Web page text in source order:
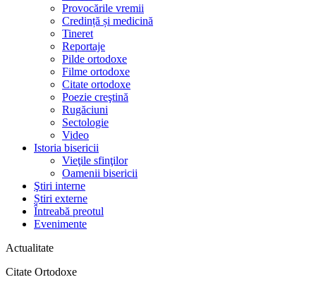
Provocările vremii
Credință și medicină
Tineret
Reportaje
Pilde ortodoxe
Filme ortodoxe
Citate ortodoxe
Poezie creştină
Rugăciuni
Sectologie
Video
Istoria bisericii
Vieţile sfinţilor
Oamenii bisericii
Ştiri interne
Știri externe
Întreabă preotul
Evenimente
Actualitate
Citate Ortodoxe